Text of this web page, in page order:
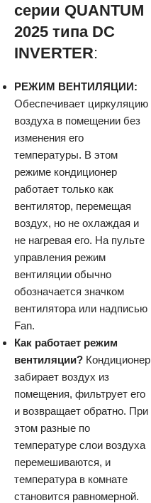
серии QUANTUM
2025 типа DC
INVERTER:
РЕЖИМ ВЕНТИЛЯЦИИ:
Обеспечивает циркуляцию
воздуха в помещении без
изменения его
температуры. В этом
режиме кондиционер
работает только как
вентилятор, перемещая
воздух, но не охлаждая и
не нагревая его. На пульте
управления режим
вентиляции обычно
обозначается значком
вентилятора или надписью
Fan.
Как работает режим
вентиляции? Кондиционер
забирает воздух из
помещения, фильтрует его
и возвращает обратно. При
этом разные по
температуре слои воздуха
перемешиваются, и
температура в комнате
становится равномерной.